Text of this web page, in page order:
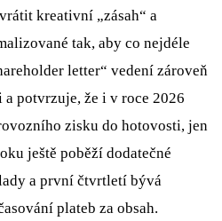
kreativní „zásah“ a
tak, aby co nejdéle
letter“ vedení zároveň
potvrzuje, že i v roce 2026
zisku do hotovosti, jen
ještě poběží dodatečné
a první čtvrtletí bývá
plateb za obsah.